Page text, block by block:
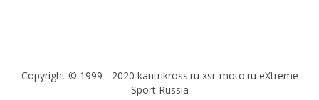
Copyright © 1999 - 2020 kantrikross.ru xsr-moto.ru eXtreme
Sport Russia